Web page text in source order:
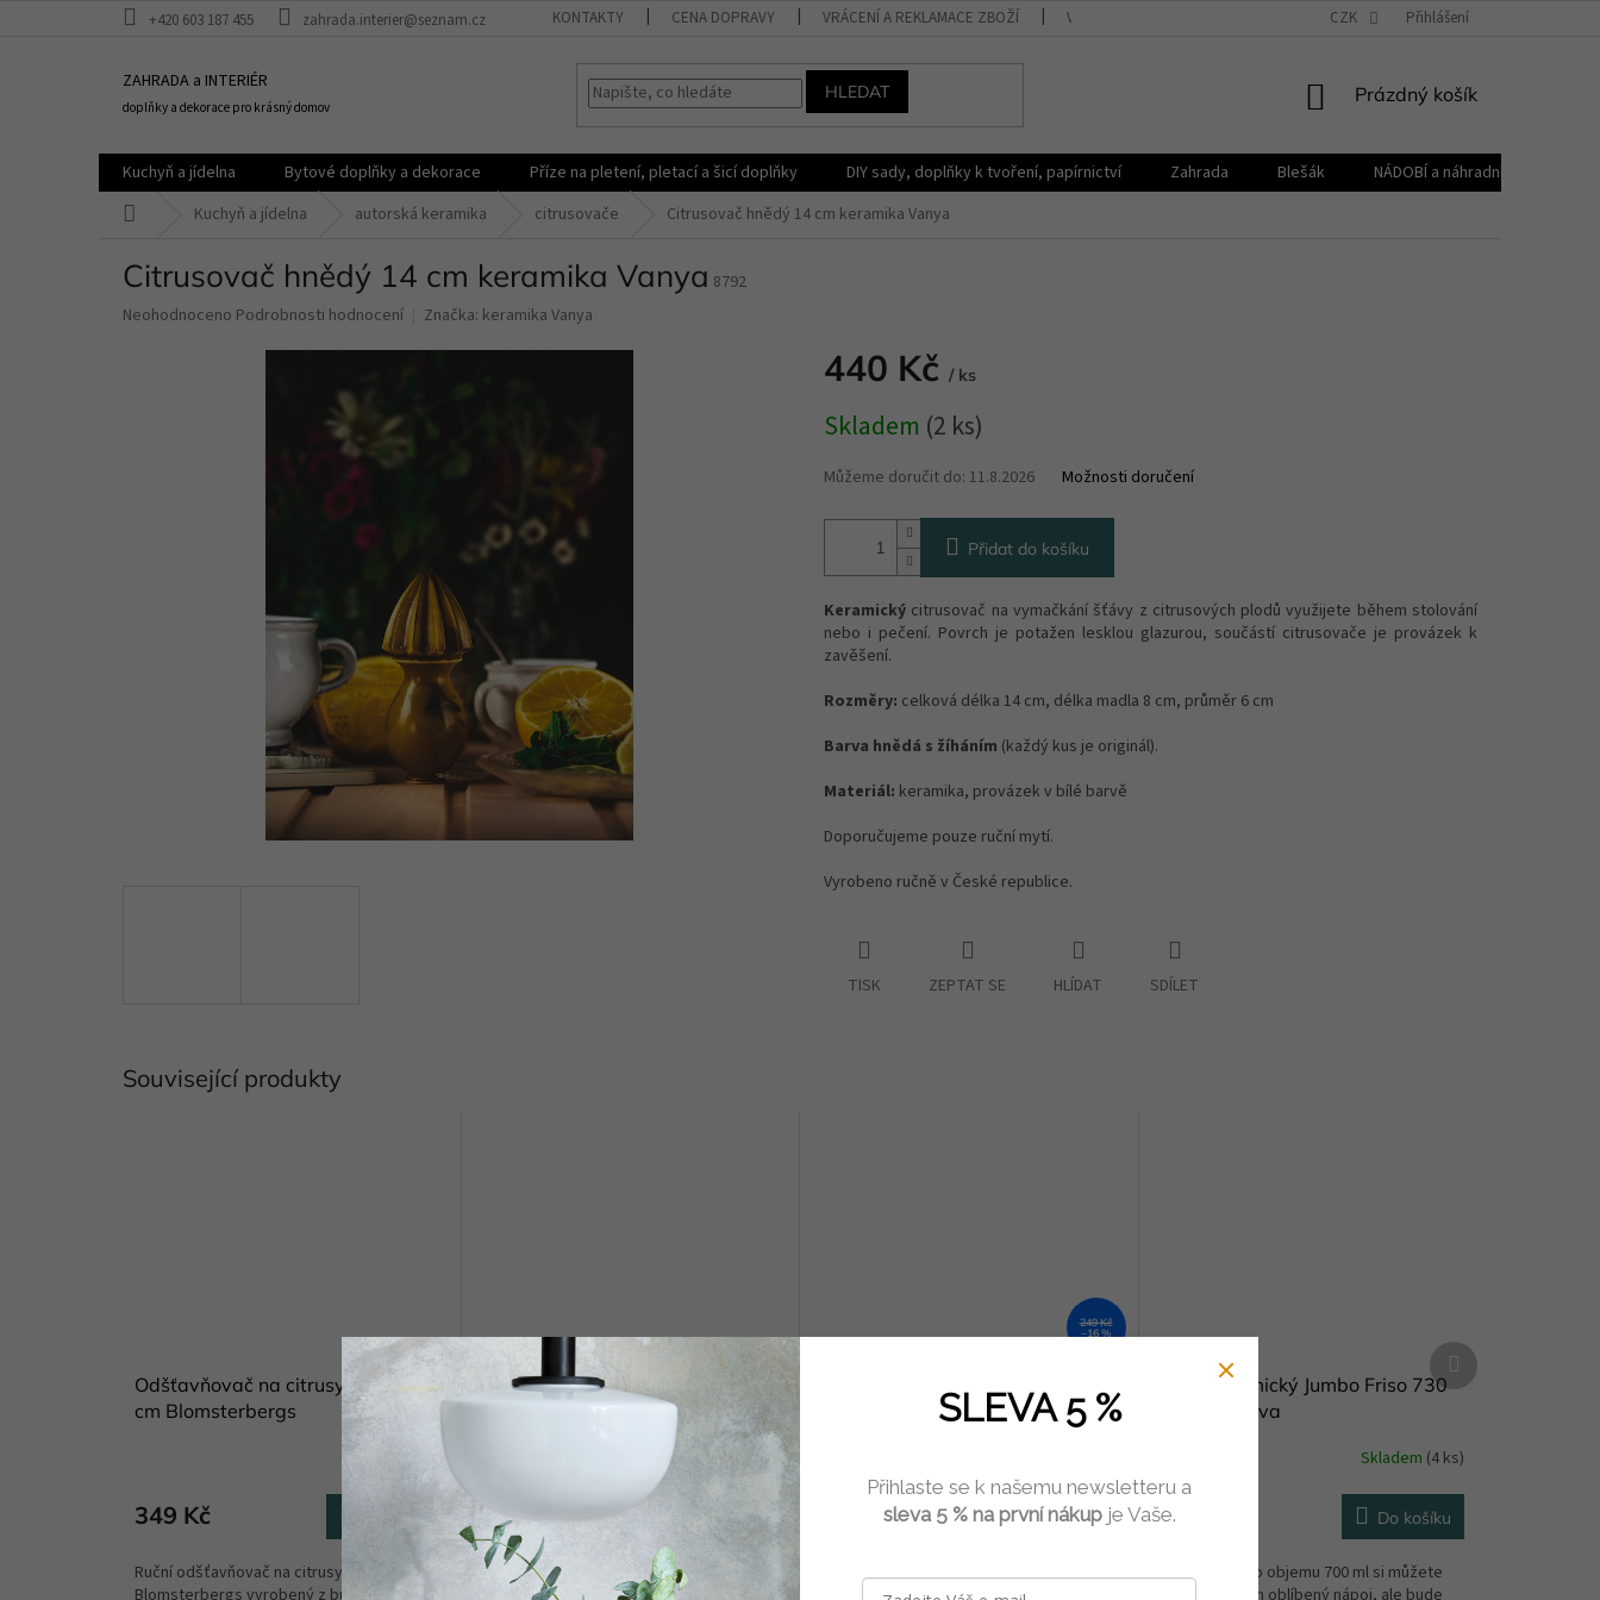
+420 603 187 455 zahrada.interier@seznam.cz KONTAKTY CENA DOPRAVY VRÁCENÍ A REKLAMACE ZBOŽÍ VŠEOBECNÉ OBCHODNÍ PODMÍNKY REKLAMAČNÍ ŘÁD
CZK Přihlášení
ZAHRADA a INTERIÉR
doplňky a dekorace pro krásný domov
HLEDAT
NÁKUPNÍ
Prázdný košík
Kuchyň a jídelna Bytové doplňky a dekorace Příze na pletení, pletací a šicí doplňky DIY sady, doplňky k tvoření, papírnictví Zahrada Blešák
NÁDOBÍ a náhradní díly KELOmat
Kuchyň a jídelna autorská keramika citrusovače Citrusovač hnědý 14 cm keramika Vanya
Citrusovač hnědý 14 cm keramika Vanya 8792
Průměrné
Neohodnoceno Podrobnosti hodnocení Značka: keramika Vanya
440 Kč / ks
cena:
Skladem (2 ks)
Můžeme doručit do: 11.8.2026 Možnosti doručení
Přidat do košíku
Keramický citrusovač na vymačkání šťávy z citrusových plodů využijete během stolování
nebo i pečení. Povrch je potažen lesklou glazurou, součástí citrusovače je provázek k
zavěšení.
Rozměry: celková délka 14 cm, délka madla 8 cm, průměr 6 cm
Barva hnědá s žíháním (každý kus je originál).
Materiál: keramika, provázek v bílé barvě
Doporučujeme pouze ruční mytí.
Vyrobeno ručně v České republice.
TISK ZEPTAT SE HLÍDAT SDÍLET
Související produkty
Odšťavňovač na citrusy bukový 14
cm Blomsterbergs
Skladem (6 ks)
349 Kč Do košíku
Ruční odšťavňovač na citrusy
Blomsterbergs vyrobený z bukového
Hrnek bucláč 400 ml keramika
Vanya
Skladem (2 ks)
309 Kč Do košíku
Hrneček o objemu 400 ml od keramika
Vanya se hodí k servírování horké kávy, čaje
249 Kč
–16 %
ml keramika Vanya
209 Kč Do košíku
Hrneček na kávu, čaj nebo kakao (bez
talířku). Rozměry:výška 8 cm, průměr 8 cm,
Hrnek keramický Jumbo Friso 730
ml Costa Nova
Skladem (4 ks)
467 Kč Do košíku
V tomto hrnku o objemu 700 ml si můžete
vychutnat nejen oblíbený nápoj, ale bude
Další
produkt
SLEVA 5 %
Přihlaste se k našemu newsletteru a
sleva 5 % na první nákupje Vaše.